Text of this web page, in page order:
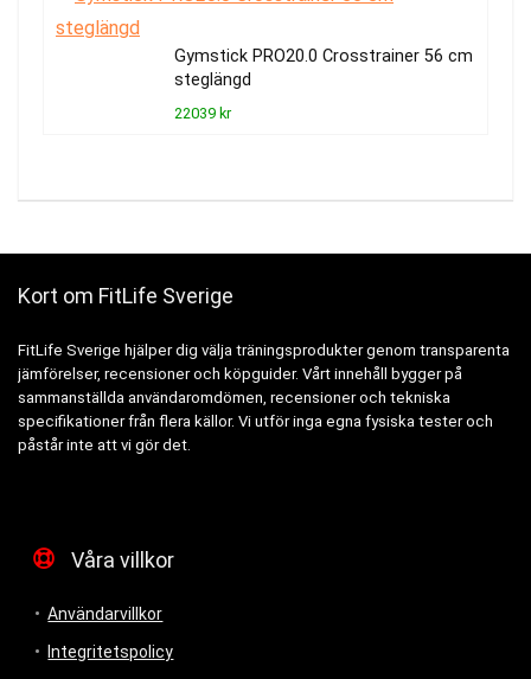
Gymstick PRO20.0 Crosstrainer 56 cm
steglängd
22039 kr
Kort om FitLife Sverige
FitLife Sverige hjälper dig välja träningsprodukter genom transparenta
jämförelser, recensioner och köpguider. Vårt innehåll bygger på
sammanställda användaromdömen, recensioner och tekniska
specifikationer från flera källor. Vi utför inga egna fysiska tester och
påstår inte att vi gör det.
Våra villkor
Användarvillkor
Integritetspolicy